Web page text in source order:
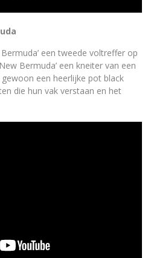
een tweede voltreffer op
Bermuda’ een kneiter van een
een heerlijke pot black
die hun vak verstaan en het